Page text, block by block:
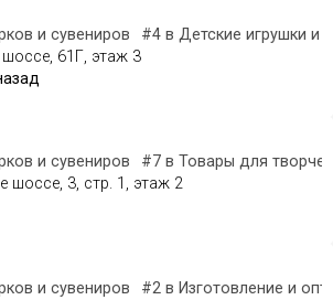
и сувениров #4 в Детские игрушки и
61Г, этаж 3
и сувениров #7 в Товары для
шоссе, 3, стр. 1, этаж 2
и сувениров #2 в Изготовление и